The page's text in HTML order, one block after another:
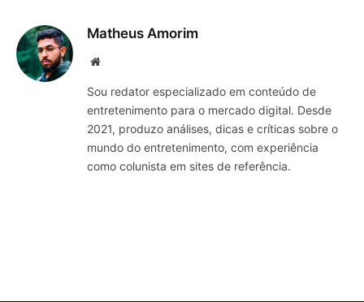
Matheus Amorim
Website
Sou redator especializado em conteúdo de
entretenimento para o mercado digital. Desde
2021, produzo análises, dicas e críticas sobre o
mundo do entretenimento, com experiência
como colunista em sites de referência.